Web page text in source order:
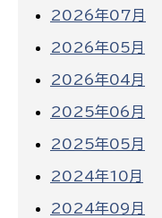
2026年07月
2026年05月
2026年04月
2025年06月
2025年05月
2024年10月
2024年09月